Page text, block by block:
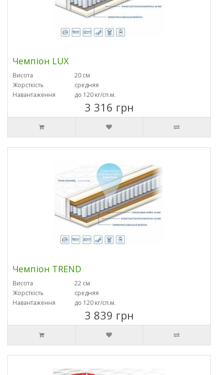
Чемпіон LUX
Висота
20 см
Жорсткість
средняя
Навантаження
до 120 кг/сп.м.
3 316 грн
Чемпіон TREND
Висота
22 см
Жорсткість
средняя
Навантаження
до 120 кг/сп.м.
3 839 грн